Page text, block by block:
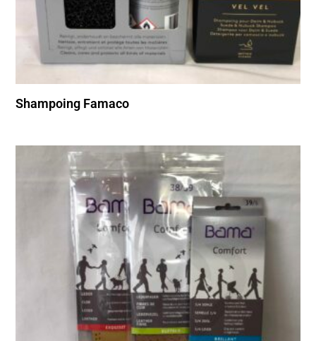
Shampoing Famaco